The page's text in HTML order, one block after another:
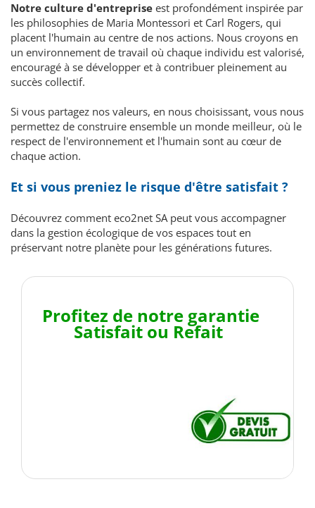
Notre culture d'entreprise est profondément inspirée par
les philosophies de Maria Montessori et Carl Rogers, qui
placent l'humain au centre de nos actions. Nous croyons en
un environnement de travail où chaque individu est valorisé,
encouragé à se développer et à contribuer pleinement au
succès collectif.
Si vous partagez nos valeurs, en nous choisissant, vous nous
permettez de construire ensemble un monde meilleur, où le
respect de l'environnement et l'humain sont au cœur de
chaque action.
Et si vous preniez le risque d'être satisfait ?
Découvrez comment eco2net SA peut vous accompagner
dans la gestion écologique de vos espaces tout en
préservant notre planète pour les générations futures.
Profitez de notre garantie
Satisfait ou Refait